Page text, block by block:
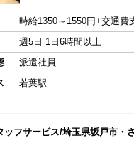
時給1350～1550円+交通費
週5日 1日6時間以上
派遣社員
若葉駅
ッフサービス/埼玉県坂戸市・